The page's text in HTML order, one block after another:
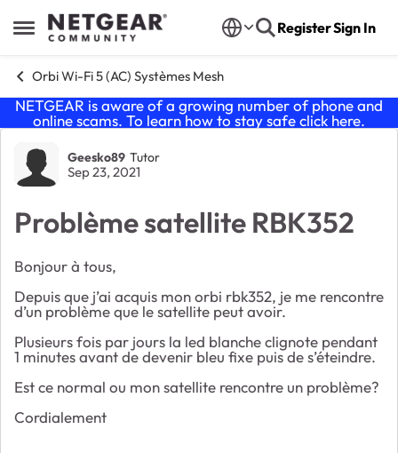
Open Side Menu
Skip to content RegisterSign In
Orbi Wi-Fi 5 (AC) Systèmes Mesh
NETGEAR is aware of a growing number of phone and
online scams. To learn how to stay safe click here.
Forum Discussion
Geesko89 Tutor
Sep 23, 2021
Problème satellite RBK352
Bonjour à tous,
Depuis que j’ai acquis mon orbi rbk352, je me rencontre
d’un problème que le satellite peut avoir.
Plusieurs fois par jours la led blanche clignote pendant
1 minutes avant de devenir bleu fixe puis de s’éteindre.
Est ce normal ou mon satellite rencontre un problème?
Cordialement